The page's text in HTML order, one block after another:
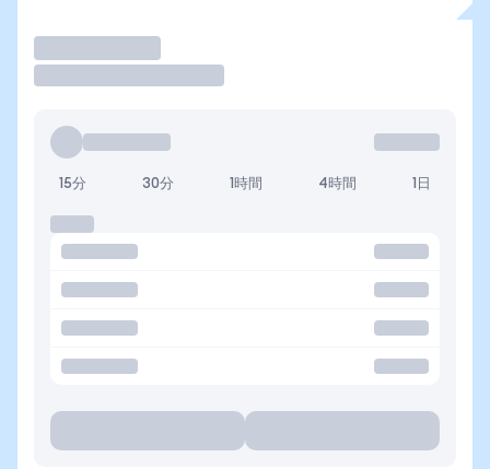
15分 30分 1時間 4時間 1日